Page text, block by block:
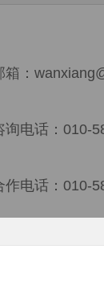
箱：
询电话：010-
作电话：010-
群：